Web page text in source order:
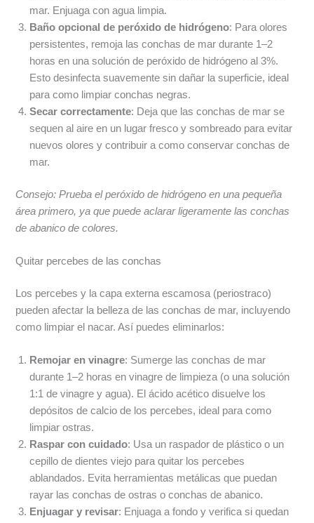
mar. Enjuaga con agua limpia.
Baño opcional de peróxido de hidrógeno: Para olores
persistentes, remoja las conchas de mar durante 1–2
horas en una solución de peróxido de hidrógeno al 3%.
Esto desinfecta suavemente sin dañar la superficie, ideal
para como limpiar conchas negras.
Secar correctamente: Deja que las conchas de mar se
sequen al aire en un lugar fresco y sombreado para evitar
nuevos olores y contribuir a como conservar conchas de
mar.
Consejo: Prueba el peróxido de hidrógeno en una pequeña
área primero, ya que puede aclarar ligeramente las conchas
de abanico de colores.
Quitar percebes de las conchas
Los percebes y la capa externa escamosa (periostraco)
pueden afectar la belleza de las conchas de mar, incluyendo
como limpiar el nacar. Así puedes eliminarlos:
Remojar en vinagre: Sumerge las conchas de mar
durante 1–2 horas en vinagre de limpieza (o una solución
1:1 de vinagre y agua). El ácido acético disuelve los
depósitos de calcio de los percebes, ideal para como
limpiar ostras.
Raspar con cuidado: Usa un raspador de plástico o un
cepillo de dientes viejo para quitar los percebes
ablandados. Evita herramientas metálicas que puedan
rayar las conchas de ostras o conchas de abanico.
Enjuagar y revisar: Enjuaga a fondo y verifica si quedan